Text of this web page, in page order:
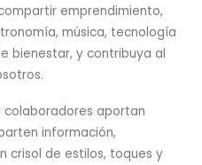
Top
emprendimiento,
música, tecnología
bienestar, y contribuya al
colaboradores aportan
información,
crisol de estilos, toques y